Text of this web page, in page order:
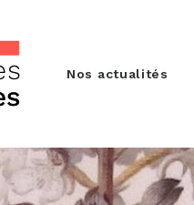
Nos actualités